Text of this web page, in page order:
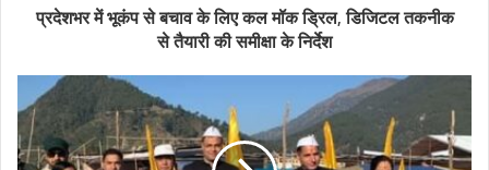
प्रदेशभर में भूकंप से बचाव के लिए कल मॉक ड्रिल, डिजिटल तकनीक
से तैयारी की समीक्षा के निर्देश